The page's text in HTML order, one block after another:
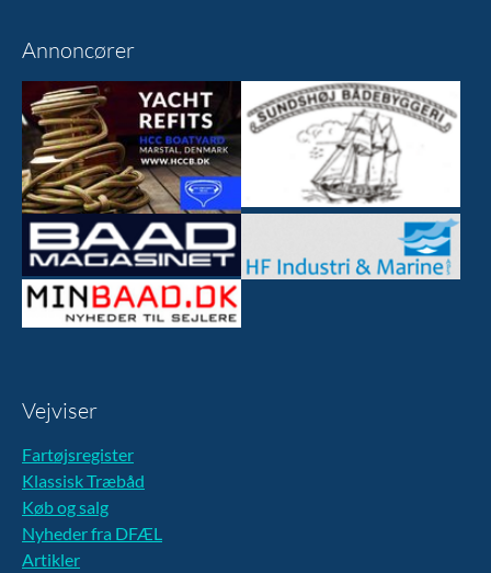
Annoncører
Vejviser
Fartøjsregister
Klassisk Træbåd
Køb og salg
Nyheder fra DFÆL
Artikler